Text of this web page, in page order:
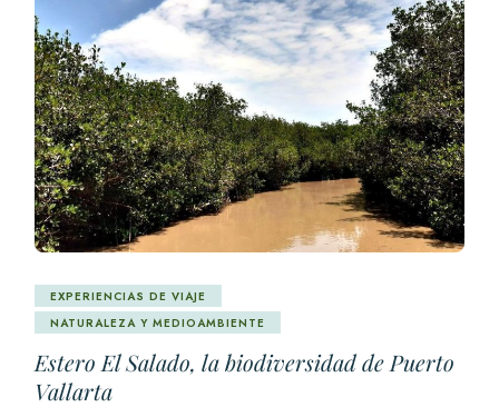
EXPERIENCIAS DE VIAJE
NATURALEZA Y MEDIOAMBIENTE
Estero El Salado, la biodiversidad de Puerto
Vallarta